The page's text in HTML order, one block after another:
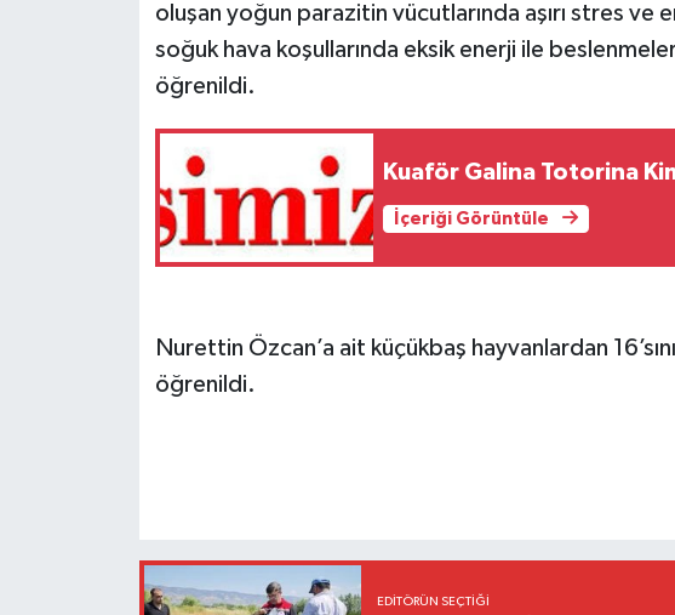
oluşan yoğun parazitin vücutlarında aşırı stres ve
soğuk hava koşullarında eksik enerji ile
öğrenildi.
Kuaför Galina Totorina
İçeriği Görüntüle
Nurettin Özcan’a ait küçükbaş hayvanlardan
öğrenildi.
EDITÖRÜN SEÇTIĞI